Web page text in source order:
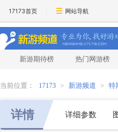
17173首页 网站导航
新游期待榜 热门网游榜
当前位置： 17173 > 新游频道 > 特
详情 详细参数